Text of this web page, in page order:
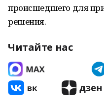
происшедшего для
решения.
Читайте нас